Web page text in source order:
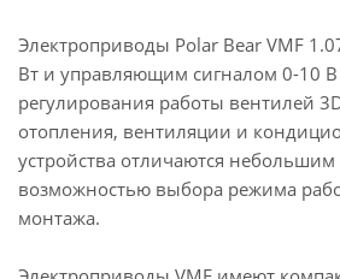
Электроприводы Polar Bear VMF
Вт и управляющим сигналом 0-10 В
регулирования работы вентилей
отопления, вентиляции и
устройства отличаются небольшим
возможностью выбора режима
монтажа.